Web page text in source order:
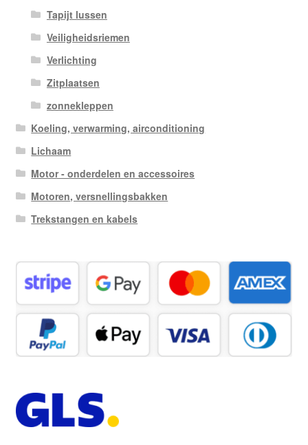
Tapijt lussen
Veiligheidsriemen
Verlichting
Zitplaatsen
zonnekleppen
Koeling, verwarming, airconditioning
Lichaam
Motor - onderdelen en accessoires
Motoren, versnellingsbakken
Trekstangen en kabels